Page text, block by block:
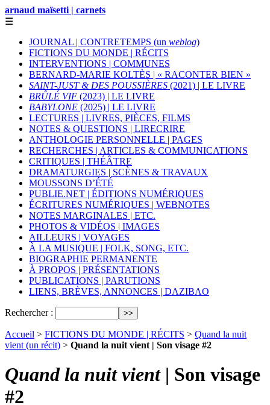
arnaud maïsetti | carnets
☰
JOURNAL | CONTRETEMPS (un weblog)
FICTIONS DU MONDE | RÉCITS
INTERVENTIONS | COMMUNES
BERNARD-MARIE KOLTÈS | « RACONTER BIEN »
SAINT-JUST & DES POUSSIÈRES (2021) | LE LIVRE
BRÛLÉ VIF (2023) | LE LIVRE
BABYLONE (2025) | LE LIVRE
LECTURES | LIVRES, PIÈCES, FILMS
NOTES & QUESTIONS | LIRECRIRE
ANTHOLOGIE PERSONNELLE | PAGES
RECHERCHES | ARTICLES & COMMUNICATIONS
CRITIQUES | THÉÂTRE
DRAMATURGIES | SCÈNES & TRAVAUX
MOUSSONS D’ÉTÉ
PUBLIE.NET | ÉDITIONS NUMÉRIQUES
ÉCRITURES NUMÉRIQUES | WEBNOTES
NOTES MARGINALES | ETC.
PHOTOS & VIDÉOS | IMAGES
AILLEURS | VOYAGES
À LA MUSIQUE | FOLK, SONG, ETC.
BIOGRAPHIE PERMANENTE
À PROPOS | PRÉSENTATIONS
PUBLICATIONS | PARUTIONS
LIENS, BRÈVES, ANNONCES | DAZIBAO
Rechercher :
Accueil > FICTIONS DU MONDE | RÉCITS > Quand la nuit
vient (un récit) > Quand la nuit vient | Son visage #2
Quand la nuit vient| Son visage
#2